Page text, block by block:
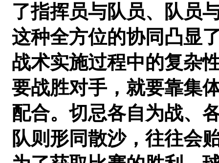
了指挥员与队员、队员
这种全方位的协同凸显
战术实施过程中的复杂
要战胜对手，就要靠集
配合。切忌各自为战、
队则形同散沙，往往会